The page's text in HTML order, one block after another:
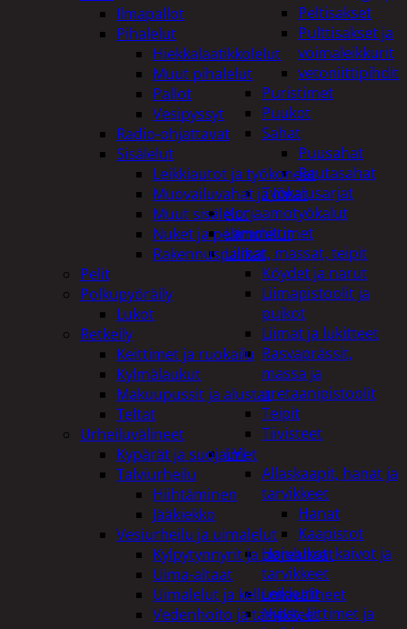
Peltisakset
Pulttisakset ja
voimaleikkurit
vetoniittipihdit
Puristimet
Puukot
Sahat
Puusahat
Rautasahat
Työkalusarjat
Korjaamotyökalut
Lämmittimet
Liimat, massat, teipit
Köydet ja narut
Liimapistoolit ja
puikot
Liimat ja lukitteet
Rasvaprässit,
massa ja
uretaanipistoolit
Teipit
Tiivisteet
LVI
Allaskaapit, hanat ja
tarvikkeet
Hanat
Kaapistot
Hajulukot, kaivot ja
tarvikkeet
Leikkurit
Nipat, liittimet ja
Ilmapallot
Pihalelut
Hiekkalaatikkolelut
Muut pihalelut
Pallot
Vesipyssyt
Radio-ohjattavat
Sisälelut
Leikkiautot ja työkoneet
Muovailuvahat ja limat
Muut sisälelut
Nuket ja pehmolelut
Rakennuspalikat
Pelit
Polkupyöräily
Lukot
Retkeily
Keittimet ja ruokailu
Kylmälaukut
Makuupussit ja alustat
Teltat
Urheiluvälineet
Kypärät ja suojaimet
Talviurheilu
Hiihtäminen
Jääkiekko
Vesiurheilu ja uimalelut
Kylpytynnyrit ja porealtaat
Uima-altaat
Uimalelut ja kelluntavälineet
Vedenhoito ja tarvikkeet